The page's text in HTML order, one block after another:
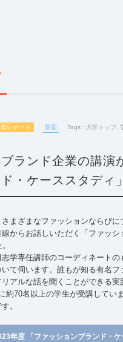
レポート 新宿 Tags : 大学トップ
ランド企業の講演
・ケーススタディ
まざまなファッションならび
からお話しいただく「ファッ
学専任講師のコーディネート
て伺います。誰もが知る有名
アルな話を聞くことができる実
約70名以上の学生が受講していま
。
年度 「ファッションブランド・